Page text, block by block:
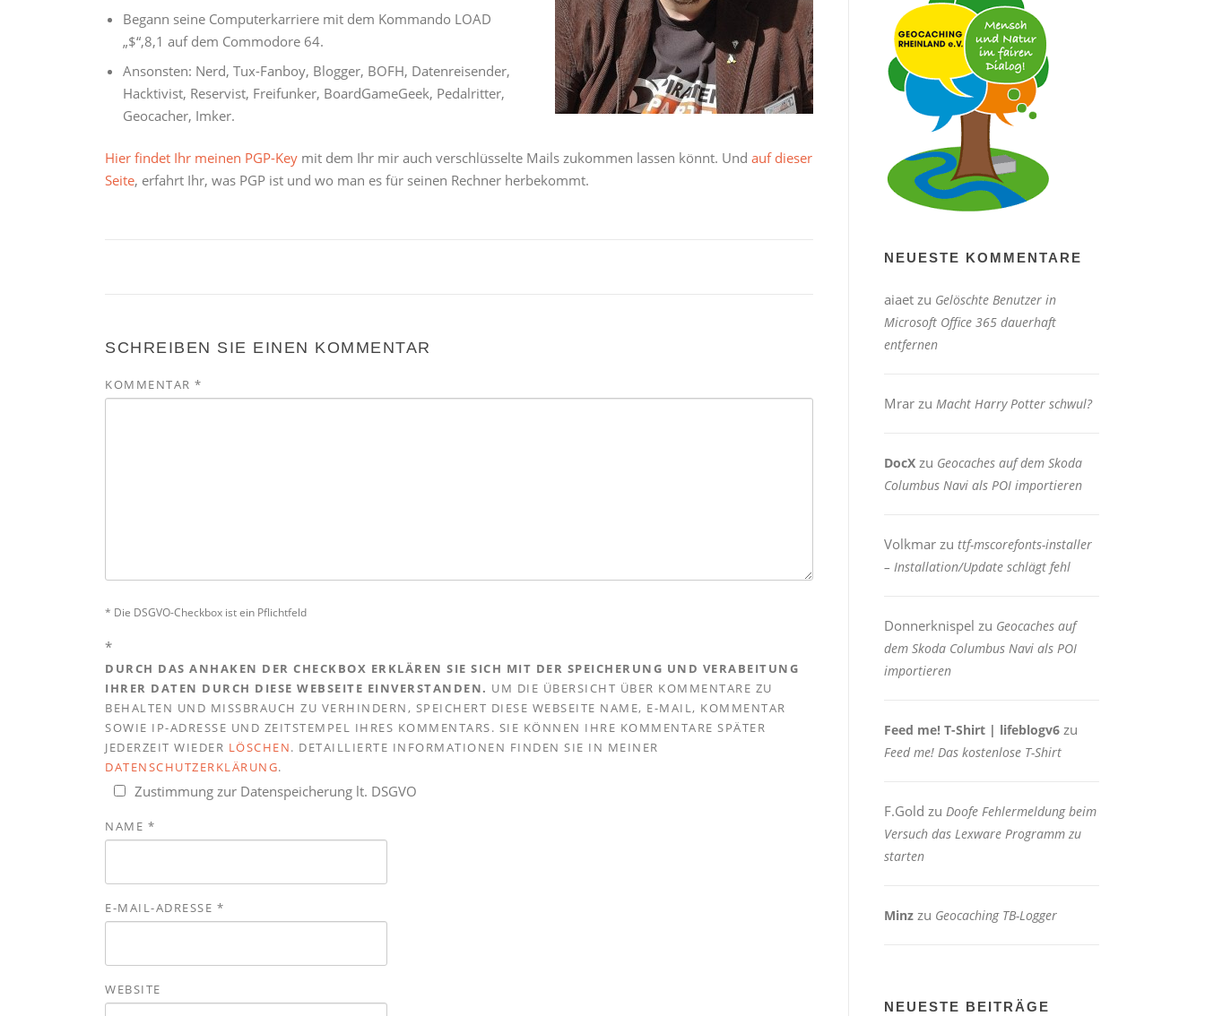
Begann seine Computerkarriere mit dem Kommando LOAD
„$“,8,1 auf dem Commodore 64.
Ansonsten: Nerd, Tux-Fanboy, Blogger, BOFH, Datenreisender,
Hacktivist, Reservist, Freifunker, BoardGameGeek, Pedalritter,
Geocacher, Imker.
Hier findet Ihr meinen PGP-Key mit dem Ihr mir auch verschlüsselte Mails zukommen lassen könnt. Und auf dieser
Seite, erfahrt Ihr, was PGP ist und wo man es für seinen Rechner herbekommt.
SCHREIBEN SIE EINEN KOMMENTAR
KOMMENTAR *
* Die DSGVO-Checkbox ist ein Pflichtfeld
*
DURCH DAS ANHAKEN DER CHECKBOX ERKLÄREN SIE SICH MIT DER SPEICHERUNG UND VERABEITUNG
IHRER DATEN DURCH DIESE WEBSEITE EINVERSTANDEN. UM DIE ÜBERSICHT ÜBER KOMMENTARE ZU
BEHALTEN UND MISSBRAUCH ZU VERHINDERN, SPEICHERT DIESE WEBSEITE NAME, E-MAIL, KOMMENTAR
SOWIE IP-ADRESSE UND ZEITSTEMPEL IHRES KOMMENTARS. SIE KÖNNEN IHRE KOMMENTARE SPÄTER
JEDERZEIT WIEDER LÖSCHEN. DETAILLIERTE INFORMATIONEN FINDEN SIE IN MEINER
DATENSCHUTZERKLÄRUNG.
Zustimmung zur Datenspeicherung lt. DSGVO
NAME *
E-MAIL-ADRESSE *
WEBSITE
NEUESTE KOMMENTARE
aiaet zu Gelöschte Benutzer in
Microsoft Office 365 dauerhaft
entfernen
Mrar zu Macht Harry Potter schwul?
DocX zu Geocaches auf dem Skoda
Columbus Navi als POI importieren
Volkmar zu ttf-mscorefonts-installer
– Installation/Update schlägt fehl
Donnerknispel zu Geocaches auf
dem Skoda Columbus Navi als POI
importieren
Feed me! T-Shirt | lifeblogv6 zu
Feed me! Das kostenlose T-Shirt
F.Gold zu Doofe Fehlermeldung beim
Versuch das Lexware Programm zu
starten
Minz zu Geocaching TB-Logger
NEUESTE BEITRÄGE